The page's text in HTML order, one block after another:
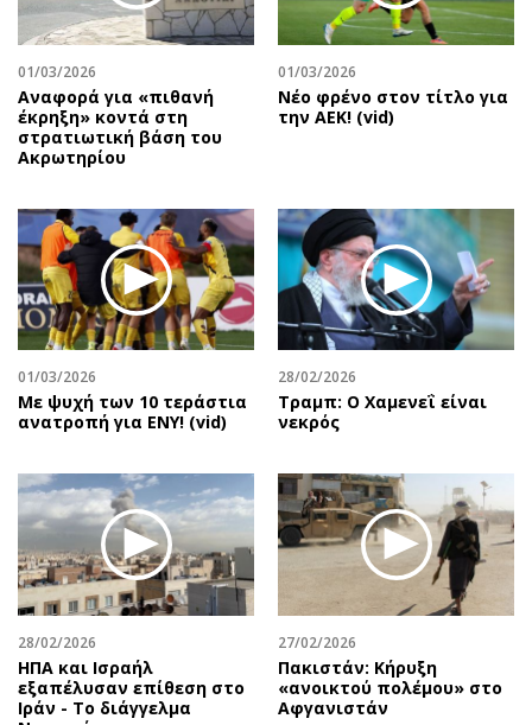
Χειρόγραφα
Επιστολές
01/03/2026
Αναφορά για «πιθανή
έκρηξη» κοντά στη
στρατιωτική βάση του
Ακρωτηρίου
01/03/2026
Νέο φρένο στον τίτλο για
την ΑΕΚ! (vid)
01/03/2026
Με ψυχή των 10 τεράστια
ανατροπή για ΕΝΥ! (vid)
28/02/2026
Τραμπ: Ο Χαμενεΐ είναι
νεκρός
28/02/2026
ΗΠΑ και Ισραήλ
εξαπέλυσαν επίθεση στο
Ιράν - Το διάγγελμα
27/02/2026
Πακιστάν: Κήρυξη
«ανοικτού πολέμου» στο
Αφγανιστάν